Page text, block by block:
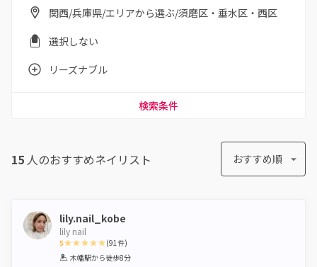
関西/兵庫県/エリアから選ぶ/須磨区・垂水区・西区
選択しない
リーズナブル
検索条件
15 人のおすすめネイリスト おすすめ順
lily.nail_kobe
lily nail
5
1 2 3 4 5
(91件)
木幡駅から徒歩8分